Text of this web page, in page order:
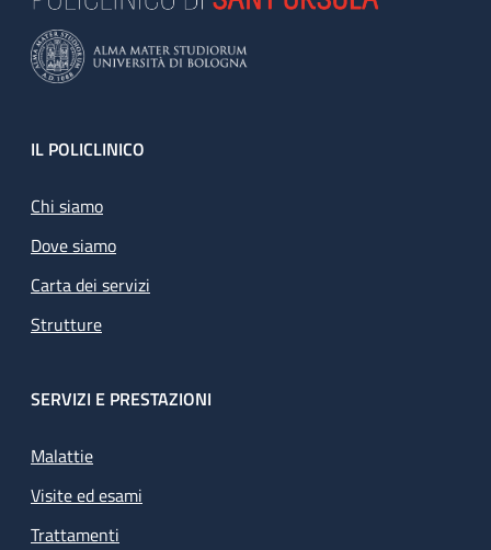
Footer
IL POLICLINICO
Chi siamo
Dove siamo
Carta dei servizi
Strutture
SERVIZI E PRESTAZIONI
Malattie
Visite ed esami
Trattamenti